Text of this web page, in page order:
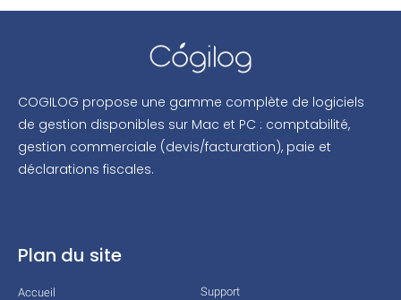
COGILOG propose une gamme complète de logiciels
de gestion disponibles sur Mac et PC : comptabilité,
gestion commerciale (devis/facturation), paie et
déclarations fiscales.
Plan du site
Accueil
Support